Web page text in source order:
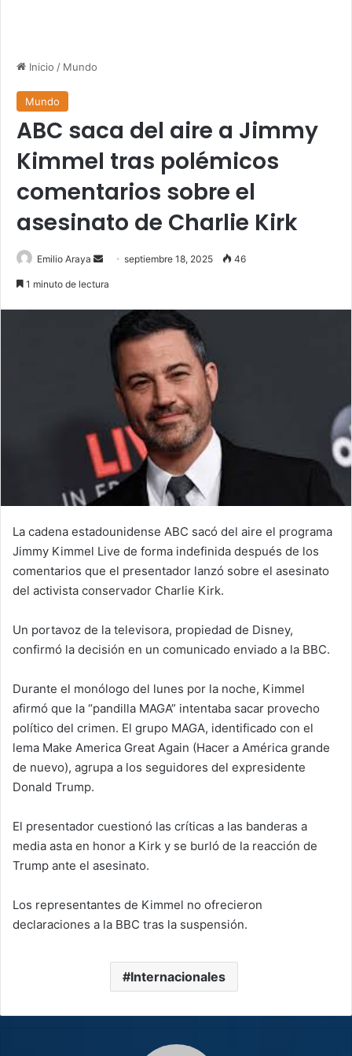
Inicio / Mundo
Mundo
ABC saca del aire a Jimmy
Kimmel tras polémicos
comentarios sobre el
asesinato de Charlie Kirk
Emilio Araya
Sendseptiembre 18, 2025 46
1 minuto de lectura
La cadena estadounidense ABC sacó del aire el programa
Jimmy Kimmel Live de forma indefinida después de los
comentarios que el presentador lanzó sobre el asesinato
del activista conservador Charlie Kirk.
Un portavoz de la televisora, propiedad de Disney,
confirmó la decisión en un comunicado enviado a la BBC.
Durante el monólogo del lunes por la noche, Kimmel
afirmó que la “pandilla MAGA” intentaba sacar provecho
político del crimen. El grupo MAGA, identificado con el
lema Make America Great Again (Hacer a América grande
de nuevo), agrupa a los seguidores del expresidente
Donald Trump.
El presentador cuestionó las críticas a las banderas a
media asta en honor a Kirk y se burló de la reacción de
Trump ante el asesinato.
Los representantes de Kimmel no ofrecieron
declaraciones a la BBC tras la suspensión.
Internacionales